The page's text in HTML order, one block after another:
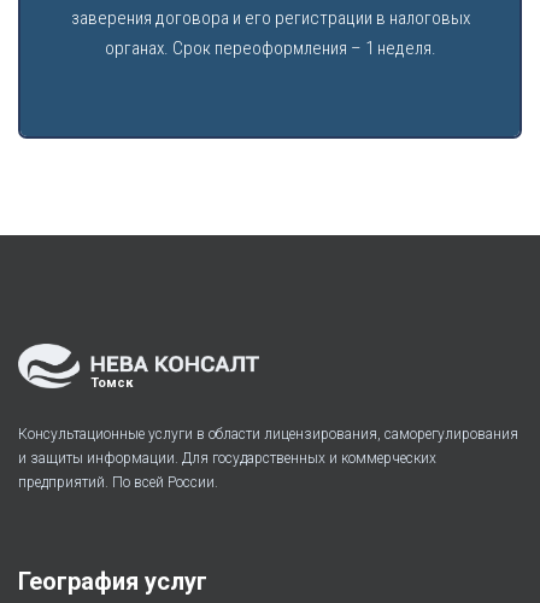
заверения договора и его регистрации в налоговых
органах. Срок переоформления – 1 неделя.
Томск
Консультационные услуги в области лицензирования, саморегулирования
и защиты информации. Для государственных и коммерческих
предприятий. По всей России.
География услуг